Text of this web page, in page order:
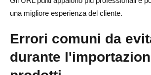
una migliore esperienza del cliente.
Errori comuni da
durante